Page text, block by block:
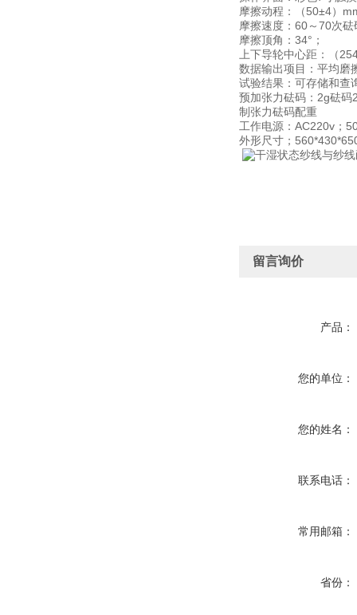
摩擦动程：（50±4）
摩擦速度：60～70次砝
摩擦顶角：34°；
上下导轮中心距：（
数据输出项目：平均磨
试验结果：可存储和查
预加张力砝码：2g砝
制张力砝码配重
工作电源：AC220v；
外形尺寸；
留言询价
产品：
您的单位：
您的姓名：
联系电话：
常用邮箱：
省份：